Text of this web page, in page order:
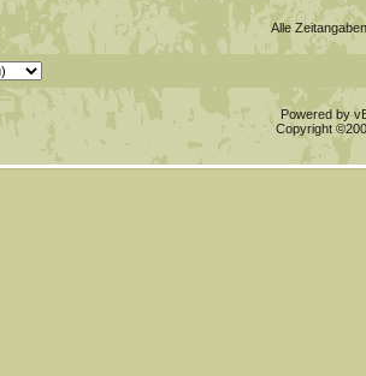
Alle
Powered by
Copyright